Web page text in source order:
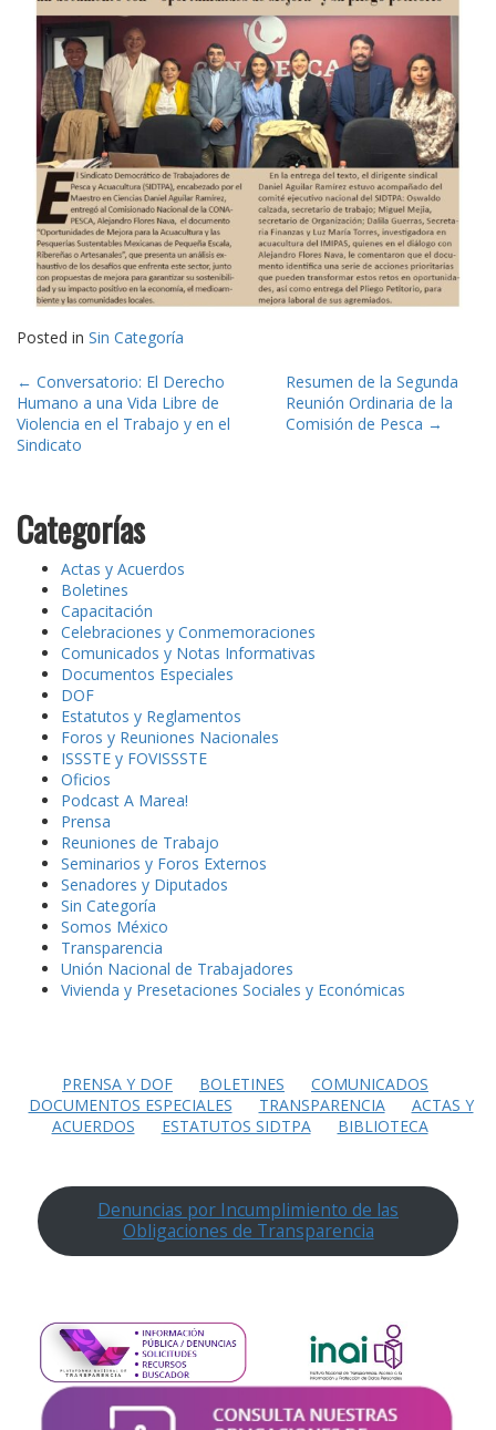
Posted in Sin Categoría
Post
navigation
← Conversatorio: El Derecho
Humano a una Vida Libre de
Violencia en el Trabajo y en el
Sindicato
Resumen de la Segunda
Reunión Ordinaria de la
Comisión de Pesca →
Categorías
Actas y Acuerdos
Boletines
Capacitación
Celebraciones y Conmemoraciones
Comunicados y Notas Informativas
Documentos Especiales
DOF
Estatutos y Reglamentos
Foros y Reuniones Nacionales
ISSSTE y FOVISSSTE
Oficios
Podcast A Marea!
Prensa
Reuniones de Trabajo
Seminarios y Foros Externos
Senadores y Diputados
Sin Categoría
Somos México
Transparencia
Unión Nacional de Trabajadores
Vivienda y Presetaciones Sociales y Económicas
PRENSA Y DOF BOLETINES
COMUNICADOS
DOCUMENTOS ESPECIALES
TRANSPARENCIA
ACTAS Y
ACUERDOS
ESTATUTOS SIDTPA BIBLIOTECA
Denuncias por Incumplimiento de las
Obligaciones de Transparencia